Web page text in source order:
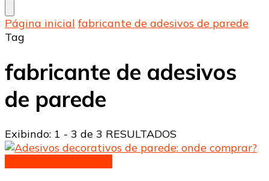
Página inicial fabricante de adesivos de parede
Tag
fabricante de adesivos
de parede
Exibindo: 1 - 3 de 3 RESULTADOS